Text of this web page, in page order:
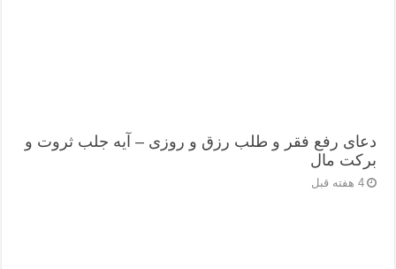
دعای رفع فقر و طلب رزق و روزی – آیه‌ جلب ثروت و
برکت مال
4 هفته قبل